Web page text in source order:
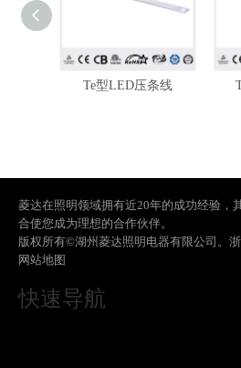
Te型LED压条线
菱达在照明领域拥有近20年的成功经验，
合使您成为理想的合作伙伴。
版权所有©湖州菱达照明电器有限公司。
网站地图
快速导航